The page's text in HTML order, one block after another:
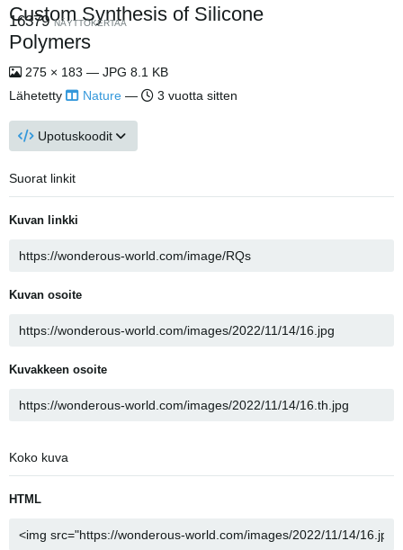
Custom Synthesis of Silicone
Polymers
16379NÄYTTÖKERTAA
275 × 183 — JPG 8.1 KB
Lähetetty
Nature — 3 vuotta sitten
Upotuskoodit
Suorat linkit
Kuvan linkki
Kuvan osoite
Kuvakkeen osoite
Koko kuva
HTML